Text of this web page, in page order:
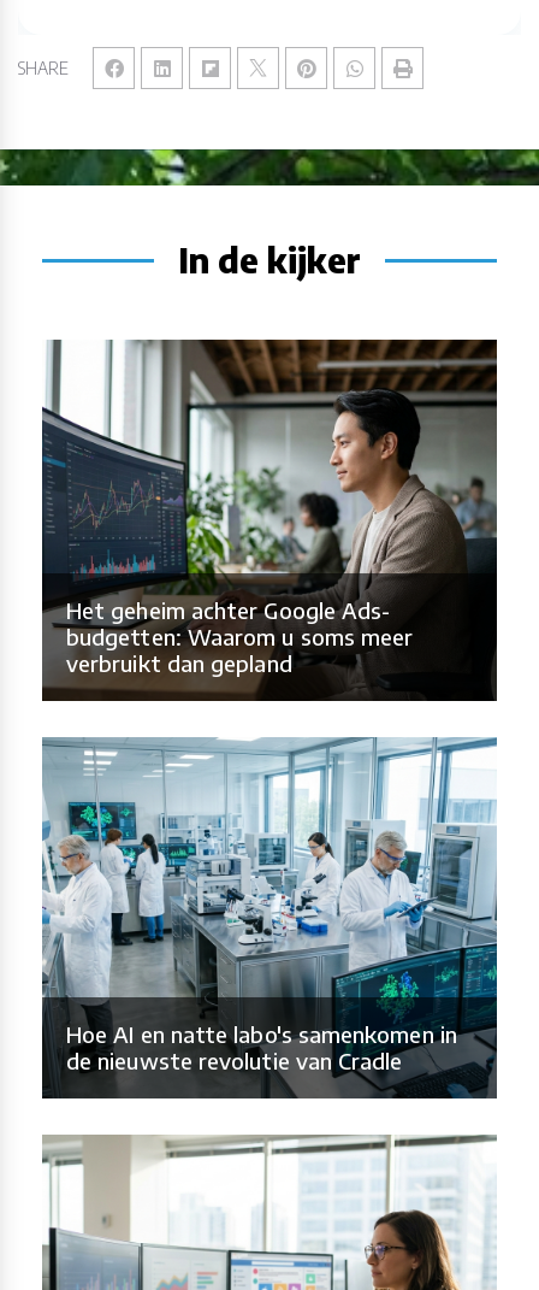
SHARE
In de kijker
Het geheim achter Google Ads-
budgetten: Waarom u soms meer
verbruikt dan gepland
Hoe AI en natte labo's samenkomen in
de nieuwste revolutie van Cradle